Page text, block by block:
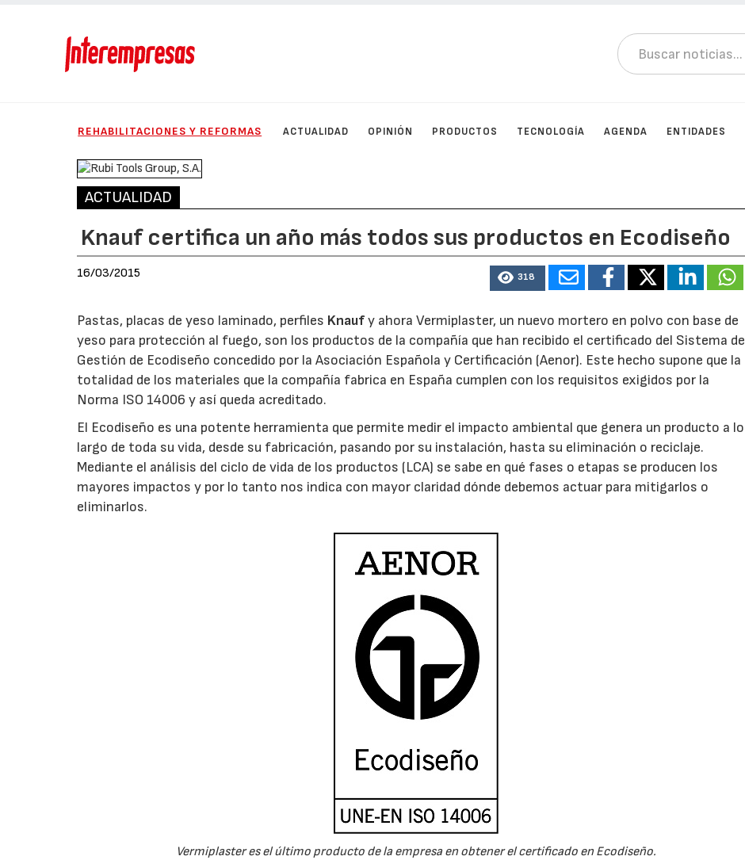
REHABILITACIONES Y REFORMAS ACTUALIDAD OPINIÓN PRODUCTOS TECNOLOGÍA AGENDA ENTIDADES
ACTUALIDAD
Knauf certifica un año más todos sus productos en Ecodiseño
16/03/2015 318
Pastas, placas de yeso laminado, perfiles Knaufy ahora Vermiplaster, un nuevo mortero en polvo con base de
yeso para protección al fuego, son los productos de la compañía que han recibido el certificado del Sistema de
Gestión de Ecodiseño concedido por la Asociación Española y Certificación (Aenor). Este hecho supone que la
totalidad de los materiales que la compañía fabrica en España cumplen con los requisitos exigidos por la
Norma ISO 14006 y así queda acreditado.
El Ecodiseño es una potente herramienta que permite medir el impacto ambiental que genera un producto a lo
largo de toda su vida, desde su fabricación, pasando por su instalación, hasta su eliminación o reciclaje.
Mediante el análisis del ciclo de vida de los productos (LCA) se sabe en qué fases o etapas se producen los
mayores impactos y por lo tanto nos indica con mayor claridad dónde debemos actuar para mitigarlos o
eliminarlos.
Vermiplaster es el último producto de la empresa en obtener el certificado en Ecodiseño.